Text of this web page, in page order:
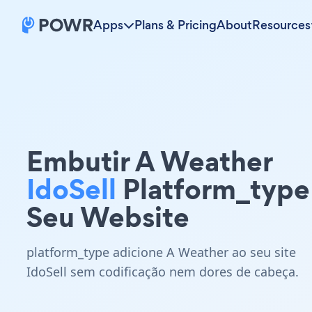
Apps Plans & PricingAboutResources
Embutir A Weather
IdoSell
Seu Website
platform_type adicione A Weather ao seu site
IdoSell sem codificação nem dores de cabeça.